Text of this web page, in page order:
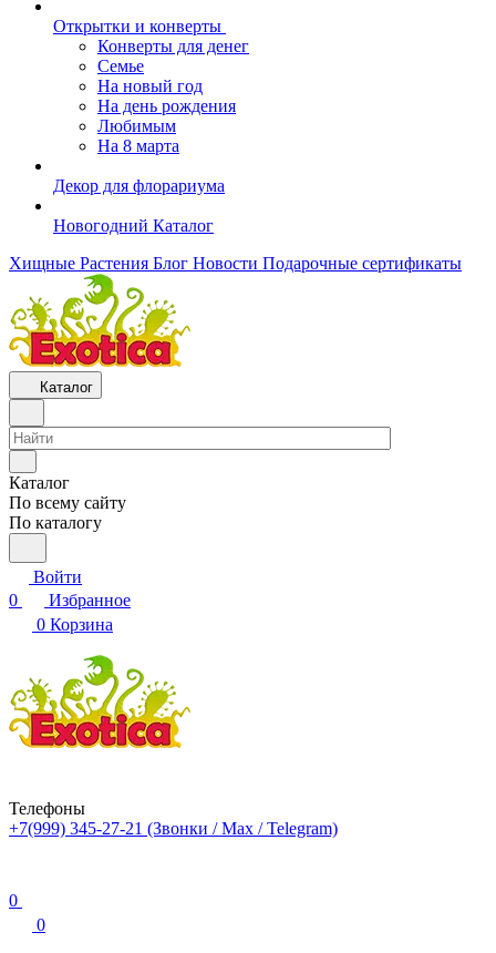
Открытки и конверты
Конверты для денег
Семье
На новый год
На день рождения
Любимым
На 8 марта
Декор для флорариума
Новогодний Каталог
Хищные Растения Блог Новости Подарочные сертификаты
Каталог
Каталог
По всему сайту
По каталогу
Войти
0
Избранное
0 Корзина
Телефоны
+7(999) 345-27-21 (Звонки / Max / Telegram)
0
0